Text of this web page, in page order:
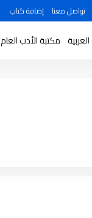
تواصل معنا إضافة كتاب
مكتبة الأدب العام